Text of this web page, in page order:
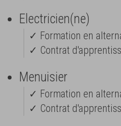
Electricien(ne)
✓ Formation en
✓ Contrat
Menuisier
✓ Formation en
✓ Contrat